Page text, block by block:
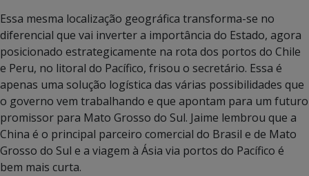
Essa mesma localização geográfica transforma-se no
diferencial que vai inverter a importância do Estado, agora
posicionado estrategicamente na rota dos portos do Chile
e Peru, no litoral do Pacífico, frisou o secretário. Essa é
apenas uma solução logística das várias possibilidades que
o governo vem trabalhando e que apontam para um futuro
promissor para Mato Grosso do Sul. Jaime lembrou que a
China é o principal parceiro comercial do Brasil e de Mato
Grosso do Sul e a viagem à Ásia via portos do Pacífico é
bem mais curta.